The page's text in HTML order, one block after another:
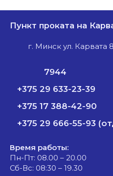
Пункт проката на
г. Минск ул. Карвата
7944
+375 29 633-23-39
+375 17 388-42-90
+375 29 666-55-93
Время работы:
Пн-Пт: 08.00 – 20.00
Сб-Вс: 08:30 – 19.30